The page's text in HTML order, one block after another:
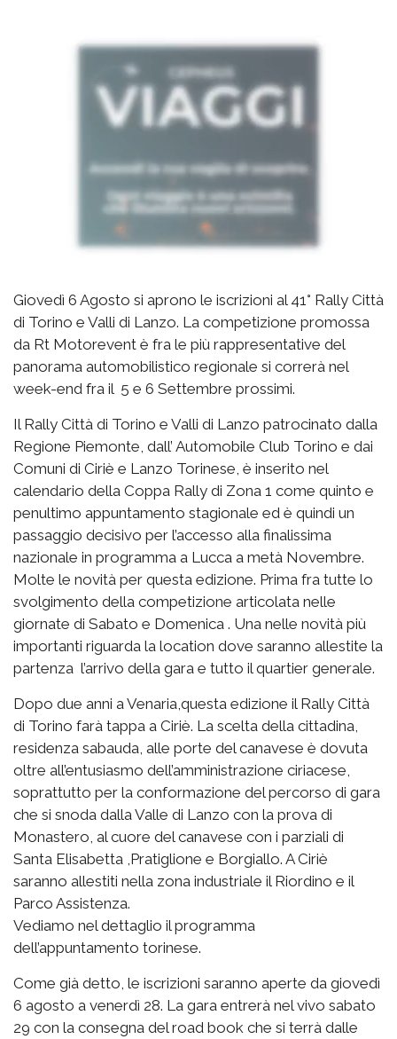
Giovedì 6 Agosto si aprono le iscrizioni al 41° Rally Città
di Torino e Valli di Lanzo. La competizione promossa
da Rt Motorevent è fra le più rappresentative del
panorama automobilistico regionale si correrà nel
week-end fra il 5 e 6 Settembre prossimi.
Il Rally Città di Torino e Valli di Lanzo patrocinato dalla
Regione Piemonte, dall’ Automobile Club Torino e dai
Comuni di Ciriè e Lanzo Torinese, è inserito nel
calendario della Coppa Rally di Zona 1 come quinto e
penultimo appuntamento stagionale ed è quindi un
passaggio decisivo per l’accesso alla finalissima
nazionale in programma a Lucca a metà Novembre.
Molte le novità per questa edizione. Prima fra tutte lo
svolgimento della competizione articolata nelle
giornate di Sabato e Domenica . Una nelle novità più
importanti riguarda la location dove saranno allestite la
partenza l’arrivo della gara e tutto il quartier generale.
Dopo due anni a Venaria,questa edizione il Rally Città
di Torino farà tappa a Ciriè. La scelta della cittadina,
residenza sabauda, alle porte del canavese è dovuta
oltre all’entusiasmo dell’amministrazione ciriacese,
soprattutto per la conformazione del percorso di gara
che si snoda dalla Valle di Lanzo con la prova di
Monastero, al cuore del canavese con i parziali di
Santa Elisabetta ,Pratiglione e Borgiallo. A Ciriè
saranno allestiti nella zona industriale il Riordino e il
Parco Assistenza.
Vediamo nel dettaglio il programma
dell’appuntamento torinese.
Come già detto, le iscrizioni saranno aperte da giovedì
6 agosto a venerdì 28. La gara entrerà nel vivo sabato
29 con la consegna del road book che si terrà dalle